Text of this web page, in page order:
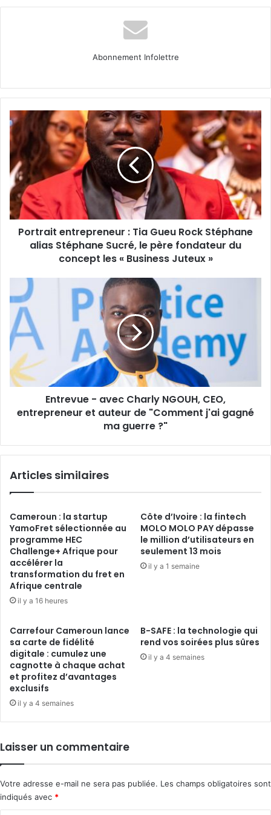
Abonnement Infolettre
Portrait
entrepreneur
:
Tia
Gueu
Rock
Stéphane
alias
Stéphane
Sucré,
concept
les
« Business
Juteux »
Portrait entrepreneur : Tia Gueu Rock Stéphane
alias Stéphane Sucré, le père fondateur du
concept les « Business Juteux »
Entrevue
-
avec
Charly
NGOUH,
CEO,
entrepreneur
et
auteur
"Comment
ma
?"
Entrevue - avec Charly NGOUH, CEO,
entrepreneur et auteur de "Comment j'ai gagné
ma guerre ?"
Articles similaires
Cameroun : la startup
YamoFret sélectionnée au
programme HEC
Challenge+ Afrique pour
accélérer la
transformation du fret en
Afrique centrale
il y a 16 heures
Côte d’Ivoire : la fintech
MOLO MOLO PAY dépasse
le million d’utilisateurs en
seulement 13 mois
il y a 1 semaine
Carrefour Cameroun lance
sa carte de fidélité
digitale : cumulez une
cagnotte à chaque achat
et profitez d’avantages
exclusifs
il y a 4 semaines
B-SAFE : la technologie qui
rend vos soirées plus sûres
il y a 4 semaines
Laisser un commentaire
Votre adresse e-mail ne sera pas publiée. Les champs obligatoires sont
indiqués avec *